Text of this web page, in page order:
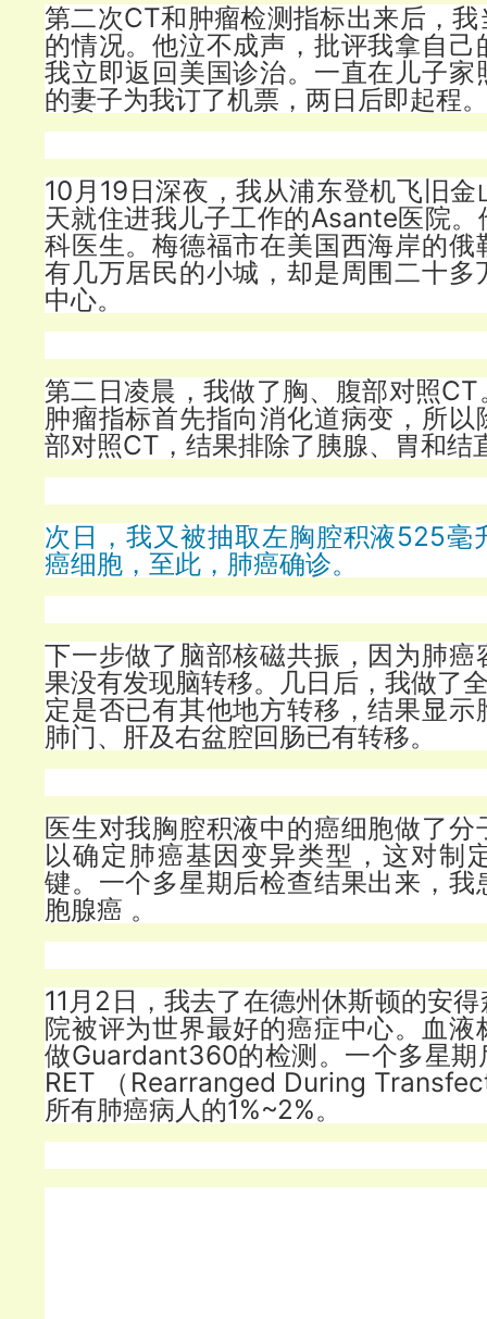
第二次CT和肿瘤检测指标出来后，
的情况。他泣不成声，批评我拿自己
我立即返回美国诊治。一直在儿子家
的妻子为我订了机票，两日后即起程。
10月19日深夜，我从浦东登机飞旧
天就住进我儿子工作的Asante医院
科医生。梅德福市在美国西海岸的俄
有几万居民的小城，却是周围二十多
中心。
第二日凌晨，我做了胸、腹部对照
肿瘤指标首先指向消化道病变，所以
部对照CT，结果排除了胰腺、胃和结
次日，我又被抽取左胸腔积液525毫
癌细胞，至此，肺癌确诊。
下一步做了脑部核磁共振，因为肺癌
果没有发现脑转移。几日后，我做了
定是否已有其他地方转移，结果显示
肺门、肝及右盆腔回肠已有转移。
医生对我胸腔积液中的癌细胞做了分
以确定肺癌基因变异类型，这对制
键。一个多星期后检查结果出来，我
胞腺癌 。
11月2日，我去了在德州休斯顿的安
院被评为世界最好的癌症中心。血液
做Guardant360的检测。一个多星期
RET （Rearranged During
所有肺癌病人的1%~2%。